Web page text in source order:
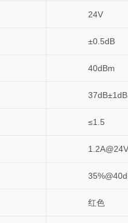
24V
±0.5dB
40dBm
37dB±1dB
≤1.5
红色